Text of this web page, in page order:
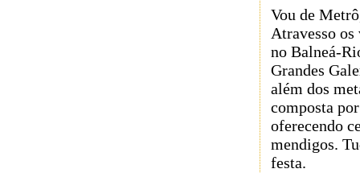
Vou de
Atravesso
no Balneá-
Grandes
além dos
composta
oferecendo
mendigos.
festa.